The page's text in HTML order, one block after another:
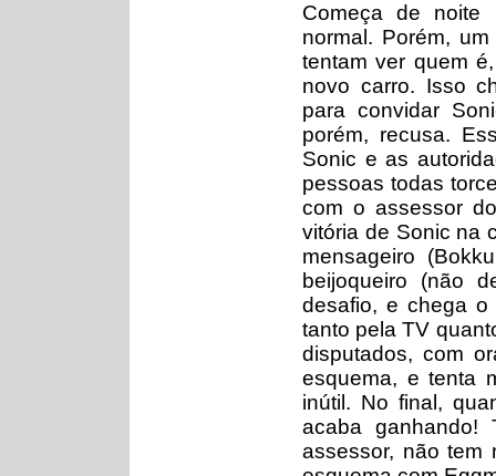
Começa de noite
normal. Porém,
tentam ver quem
novo carro. Isso
para convidar
porém, recusa.
Sonic e as
pessoas todas
com o assessor
vitória de Sonic na
mensageiro
beijoqueiro (não
desafio, e chega o
tanto pela TV
disputados, com
esquema, e tenta
inútil. No final,
acaba
assessor, não tem